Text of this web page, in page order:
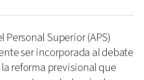
Personal Superior (APS)
ser incorporada al debate
reforma previsional que